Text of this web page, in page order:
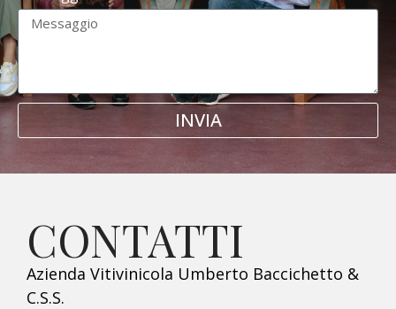
INVIA
CONTATTI
Azienda Vitivinicola Umberto Baccichetto &
C.S.S.